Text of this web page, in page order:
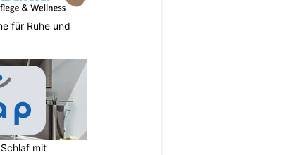
für Ruhe und
mit